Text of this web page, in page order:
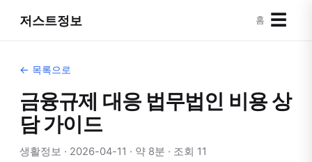
저스트정보 홈 ☰
← 목록으로
금융규제 대응 법무법인 비용 상
담 가이드
생활정보 · 2026-04-11 · 약 8분 · 조회 11